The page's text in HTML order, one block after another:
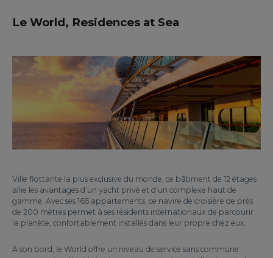
Le World, Residences at Sea
Ville flottante la plus exclusive du monde, ce bâtiment de 12 étages
allie les avantages d’un yacht privé et d’un complexe haut de
gamme. Avec ses 165 appartements, ce navire de croisière de près
de 200 mètres permet à ses résidents internationaux de parcourir
la planète, confortablement installés dans leur propre chez eux.
À son bord, le World offre un niveau de service sans commune